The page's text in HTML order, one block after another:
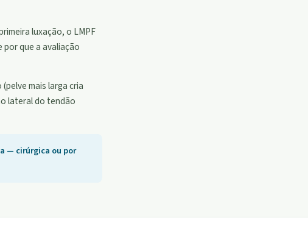
luxação, o LMPF
por que a avaliação
mais larga cria
lateral do tendão
— cirúrgica ou por